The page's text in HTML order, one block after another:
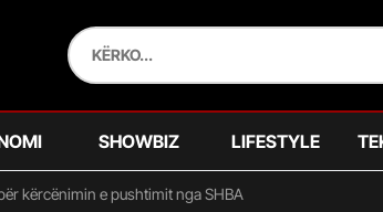
SHOWBIZ LIFESTYLE
kërcënimin e pushtimit nga SHBA